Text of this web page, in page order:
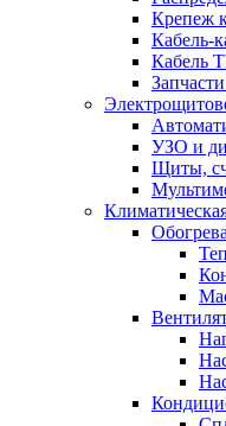
Крепеж
Кабель-
Кабель
УЗО и
Щиты,